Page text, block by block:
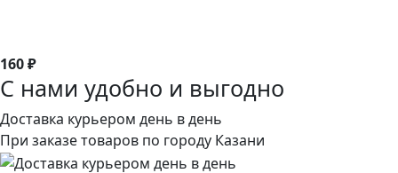
160 ₽
С нами удобно и выгодно
Доставка курьером день в день
При заказе товаров по городу Казани